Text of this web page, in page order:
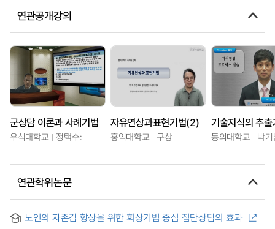
연관공개강의
군상담 이론과 사례기법
우석대학교 정택수:
자유연상과표현기법(2)
홍익대학교 구상
기술지식의 추
동의대학교 박
연관학위논문
노인의 자존감 향상을 위한 회상기법 중심 집단상담의 효과